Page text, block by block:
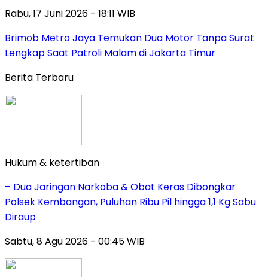
Rabu, 17 Juni 2026 - 18:11 WIB
Brimob Metro Jaya Temukan Dua Motor Tanpa Surat
Lengkap Saat Patroli Malam di Jakarta Timur
Berita Terbaru
Hukum & ketertiban
– Dua Jaringan Narkoba & Obat Keras Dibongkar
Polsek Kembangan, Puluhan Ribu Pil hingga 1,1 Kg Sabu
Diraup
Sabtu, 8 Agu 2026 - 00:45 WIB